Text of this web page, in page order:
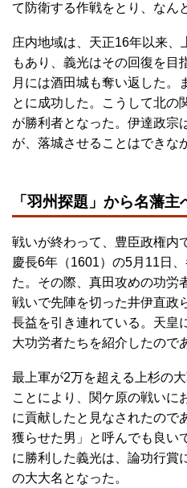
て防衛する作戦をとり、なん
庄内地域は、天正16年以来、
もあり、義光はその回復を目
月には酒田城も奪い返した。
とに成功した。こうして北の
が勝利者となった。伊達政宗
が、落城させることはできな
「羽州探題」から名藩主
戦いが終わって、豊臣政権内
慶長6年（1601）の5月11日
た。その際、真田攻めの功労
戦いで先陣を切った井伊直政
長益を引き連れている。天皇
大功労者たちを紹介したので
最上軍が2万を超える上杉の
ことにより、関ケ原の戦いに
に貢献したと見なされたので
獲らせた男」と呼んでも良い
に勝利した義光は、論功行賞
の大大名となった。